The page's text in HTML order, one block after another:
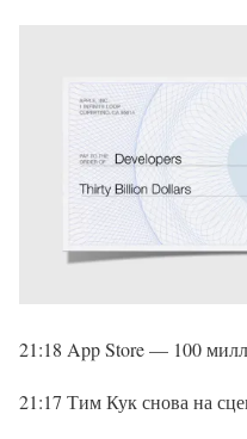
21:18 App Store — 100
21:17 Тим Кук снова на